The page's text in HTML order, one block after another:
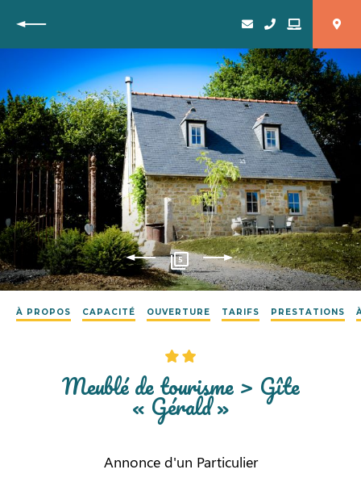
Retour
5
À PROPOS CAPACITÉ OUVERTURE TARIFS PRESTATIONS
Meublé de tourisme > Gîte
« Gérald »
Annonce d'un Particulier